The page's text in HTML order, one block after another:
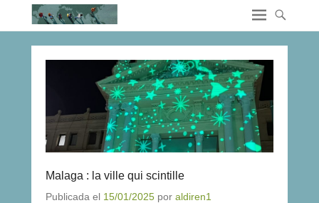
Malaga : la ville qui scintille
Publicada el 15/01/2025 por aldiren1